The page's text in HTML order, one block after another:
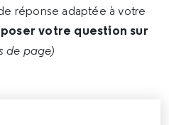
réponse adaptée à votre
poser votre question sur
de page)